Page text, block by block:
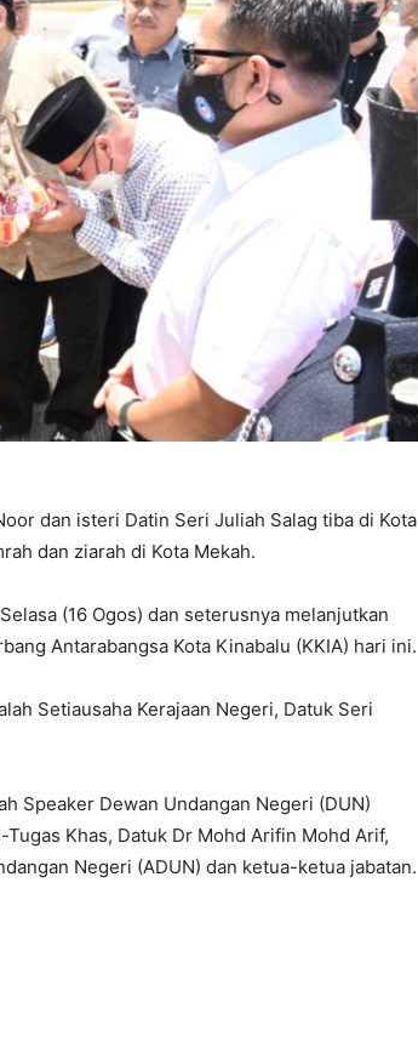
dan isteri Datin Seri Juliah Salag tiba di Kota
dan ziarah di Kota Mekah.
(16 Ogos) dan seterusnya melanjutkan
Antarabangsa Kota Kinabalu (KKIA) hari ini.
Setiausaha Kerajaan Negeri, Datuk Seri
Speaker Dewan Undangan Negeri (DUN)
Khas, Datuk Dr Mohd Arifin Mohd Arif,
Negeri (ADUN) dan ketua-ketua jabatan.